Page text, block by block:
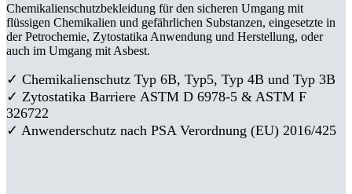
Chemikalienschutzbekleidung für den sicheren Umgang mit
flüssigen Chemikalien und gefährlichen Substanzen, eingesetzte in
der Petrochemie, Zytostatika Anwendung und Herstellung, oder
auch im Umgang mit Asbest.
✓ Chemikalienschutz Typ 6B, Typ5, Typ 4B und Typ 3B
✓ Zytostatika Barriere ASTM D 6978-5 & ASTM F
326722
✓ Anwenderschutz nach PSA Verordnung (EU) 2016/425